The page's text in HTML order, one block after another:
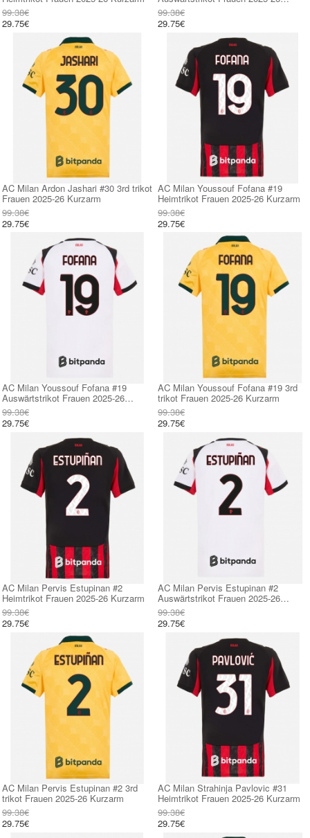
99.38€
29.75€
Kurzarm
99.38€
29.75€
AC Milan Ardon Jashari #30 3rd trikot
Frauen 2025-26 Kurzarm
99.38€
29.75€
AC Milan Youssouf Fofana #19
Heimtrikot Frauen 2025-26 Kurzarm
99.38€
29.75€
AC Milan Youssouf Fofana #19
Auswärtstrikot Frauen 2025-26
Kurzarm
99.38€
29.75€
AC Milan Youssouf Fofana #19 3rd
trikot Frauen 2025-26 Kurzarm
99.38€
29.75€
AC Milan Pervis Estupinan #2
Heimtrikot Frauen 2025-26 Kurzarm
99.38€
29.75€
AC Milan Pervis Estupinan #2
Auswärtstrikot Frauen 2025-26
Kurzarm
99.38€
29.75€
AC Milan Pervis Estupinan #2 3rd
trikot Frauen 2025-26 Kurzarm
99.38€
29.75€
AC Milan Strahinja Pavlovic #31
Heimtrikot Frauen 2025-26 Kurzarm
99.38€
29.75€